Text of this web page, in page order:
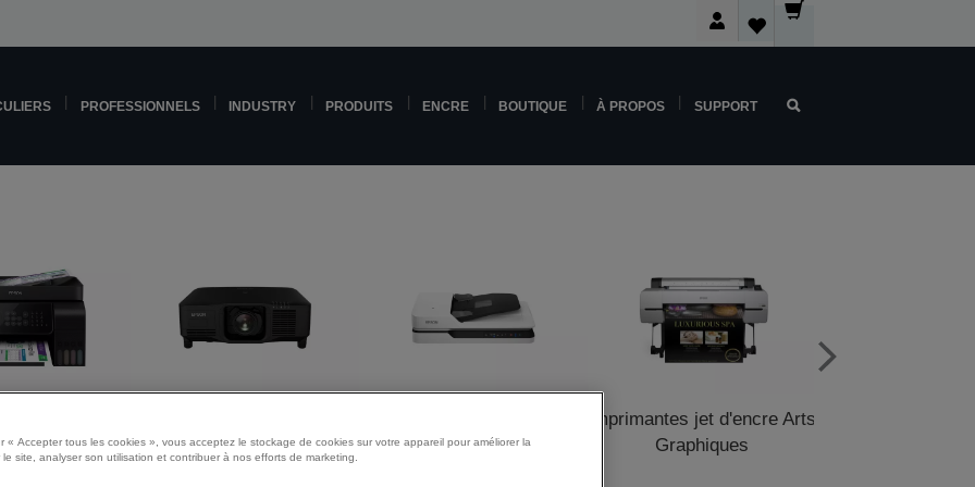
PROFESSIONNELS INDUSTRY PRODUITS ENCRE BOUTIQUE À PROPOS SUPPORT
Imprimantes jet d'encre Arts
Graphiques
« Accepter tous les cookies », vous acceptez le stockage de cookies sur votre appareil pour améliorer la
site, analyser son utilisation et contribuer à nos efforts de marketing.